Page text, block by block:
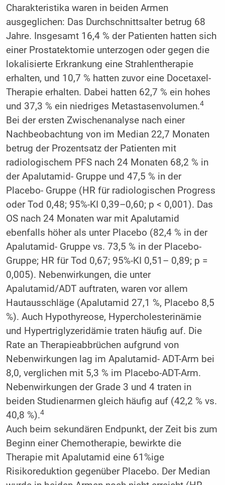
Charakteristika waren in beiden Armen
ausgeglichen: Das Durchschnittsalter betrug 68
Jahre. Insgesamt 16,4 % der Patienten hatten sich
einer Prostatektomie unterzogen oder gegen die
lokalisierte Erkrankung eine Strahlentherapie
erhalten, und 10,7 % hatten zuvor eine Docetaxel-
Therapie erhalten. Dabei hatten 62,7 % ein hohes
und 37,3 % ein niedriges Metastasenvolumen.4
Bei der ersten Zwischenanalyse nach einer
Nachbeobachtung von im Median 22,7 Monaten
betrug der Prozentsatz der Patienten mit
radiologischem PFS nach 24 Monaten 68,2 % in
der Apalutamid- Gruppe und 47,5 % in der
Placebo- Gruppe (HR für radiologischen Progress
oder Tod 0,48; 95%-KI 0,39–0,60; p < 0,001). Das
OS nach 24 Monaten war mit Apalutamid
ebenfalls höher als unter Placebo (82,4 % in der
Apalutamid- Gruppe vs. 73,5 % in der Placebo-
Gruppe; HR für Tod 0,67; 95%-KI 0,51– 0,89; p =
0,005). Nebenwirkungen, die unter
Apalutamid/ADT auftraten, waren vor allem
Hautausschläge (Apalutamid 27,1 %, Placebo 8,5
%). Auch Hypothyreose, Hypercholesterinämie
und Hypertriglyzeridämie traten häufig auf. Die
Rate an Therapieabbrüchen aufgrund von
Nebenwirkungen lag im Apalutamid- ADT-Arm bei
8,0, verglichen mit 5,3 % im Placebo-ADT-Arm.
Nebenwirkungen der Grade 3 und 4 traten in
beiden Studienarmen gleich häufig auf (42,2 % vs.
40,8 %).4
Auch beim sekundären Endpunkt, der Zeit bis zum
Beginn einer Chemotherapie, bewirkte die
Therapie mit Apalutamid eine 61%ige
Risikoreduktion gegenüber Placebo. Der Median